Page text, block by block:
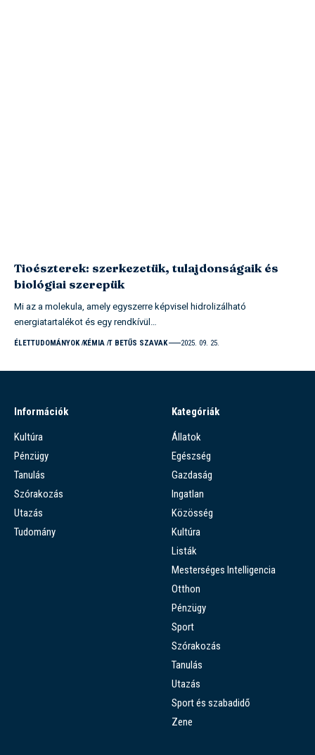
Tioészterek: szerkezetük, tulajdonságaik és
biológiai szerepük
Mi az a molekula, amely egyszerre képvisel hidrolizálható
energiatartalékot és egy rendkívül…
ÉLETTUDOMÁNYOK KÉMIA T BETŰS SZAVAK 2025. 09. 25.
Információk
Kultúra
Pénzügy
Tanulás
Szórakozás
Utazás
Tudomány
Kategóriák
Állatok
Egészség
Gazdaság
Ingatlan
Közösség
Kultúra
Listák
Mesterséges Intelligencia
Otthon
Pénzügy
Sport
Szórakozás
Tanulás
Utazás
Sport és szabadidő
Zene